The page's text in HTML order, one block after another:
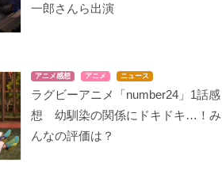
一郎さんら出演
アニメ感想 アニメ ニュース
ラグビーアニメ「number24」1話感
想 幼馴染の関係にドキドキ…！み
んなの評価は？